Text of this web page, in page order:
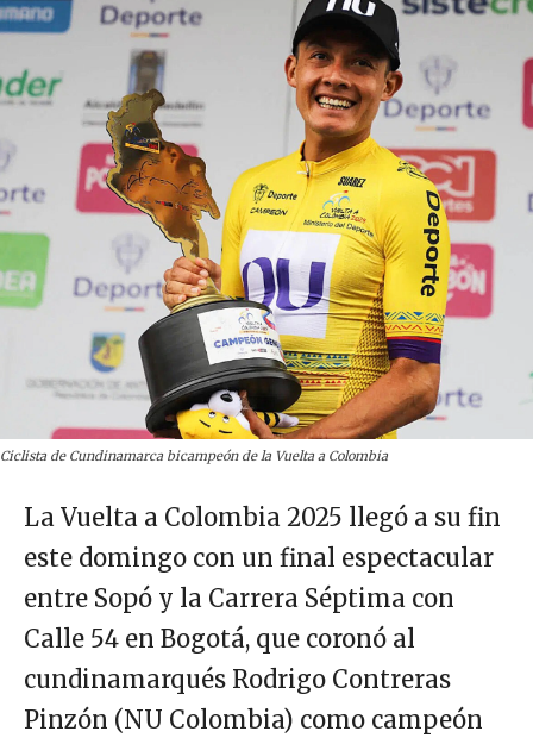
Ciclista de Cundinamarca bicampeón de la Vuelta a Colombia
La Vuelta a Colombia 2025 llegó a su fin
este domingo con un final espectacular
entre Sopó y la Carrera Séptima con
Calle 54 en Bogotá, que coronó al
cundinamarqués Rodrigo Contreras
Pinzón (NU Colombia) como campeón